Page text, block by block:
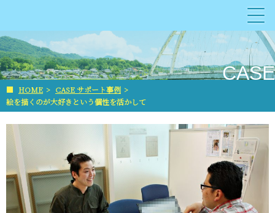
CASE
■ HOME > CASE サポート事例 >
絵を描くのが大好きという個性を活かして